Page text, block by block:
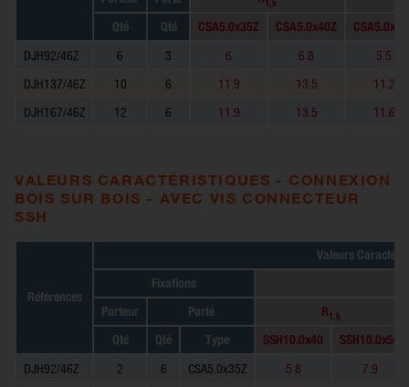
1,k
Qté Qté CSA5.0x35Z CSA5.0x40Z
DJH92/46Z 6 3 6 6.8
5.5
DJH137/46Z
10 6 11.9 13.5
11.2
DJH167/46Z
12 6 11.9 13.5 11.6
VALEURS CARACTÉRISTIQUES - CONNEXION
BOIS SUR BOIS - AVEC VIS CONNECTEUR
SSH
Références
Valeurs
Fixations
Porteur
Porté R1,k
Qté Qté Type SSH10.0x40 SSH10.0x50
DJH92/46Z 2 6 CSA5.0x35Z 5.8
7.9